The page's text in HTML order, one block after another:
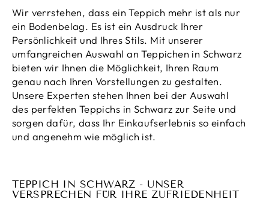
Wir verrstehen, dass ein Teppich mehr ist als nur
ein Bodenbelag. Es ist ein Ausdruck Ihrer
Persönlichkeit und Ihres Stils. Mit unserer
umfangreichen Auswahl an Teppichen in Schwarz
bieten wir Ihnen die Möglichkeit, Ihren Raum
genau nach Ihren Vorstellungen zu gestalten.
Unsere Experten stehen Ihnen bei der Auswahl
des perfekten Teppichs in Schwarz zur Seite und
sorgen dafür, dass Ihr Einkaufserlebnis so einfach
und angenehm wie möglich ist.
TEPPICH IN SCHWARZ - UNSER
VERSPRECHEN FÜR IHRE ZUFRIEDENHEIT